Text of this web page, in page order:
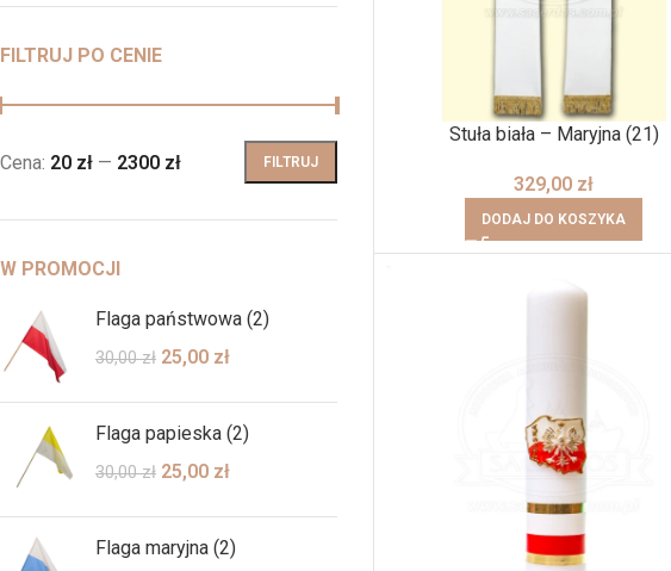
FILTRUJ PO CENIE
FILTRUJ
Cena: 20 zł — 2300 zł
W PROMOCJI
Flaga państwowa (2)
30,00zł 25,00 zł
Flaga papieska (2)
30,00zł 25,00 zł
Flaga maryjna (2)
Stuła biała – Maryjna (21)
329,00 zł
DODAJ DO KOSZYKA